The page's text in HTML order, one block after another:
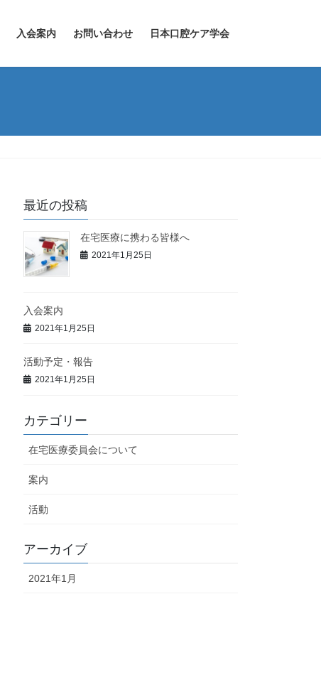
入会案内 お問い合わせ 日本口腔ケア学会
最近の投稿
在宅医療に携わる皆様へ
2021年1月25日
入会案内
2021年1月25日
活動予定・報告
2021年1月25日
カテゴリー
在宅医療委員会について
案内
活動
アーカイブ
2021年1月